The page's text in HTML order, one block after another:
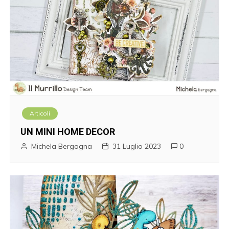
Articoli
UN MINI HOME DECOR
Michela Bergagna 31 Luglio 2023 0